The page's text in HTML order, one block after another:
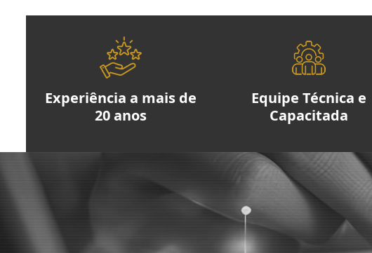
Experiência a mais de
20 anos
Equipe Técnica e
Capacitada